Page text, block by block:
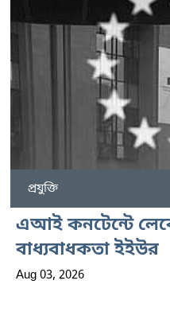
প্রযুক্তি
এআই কনটেন্টে
বাধ্যবাধকতা ইইউর
Aug 03, 2026